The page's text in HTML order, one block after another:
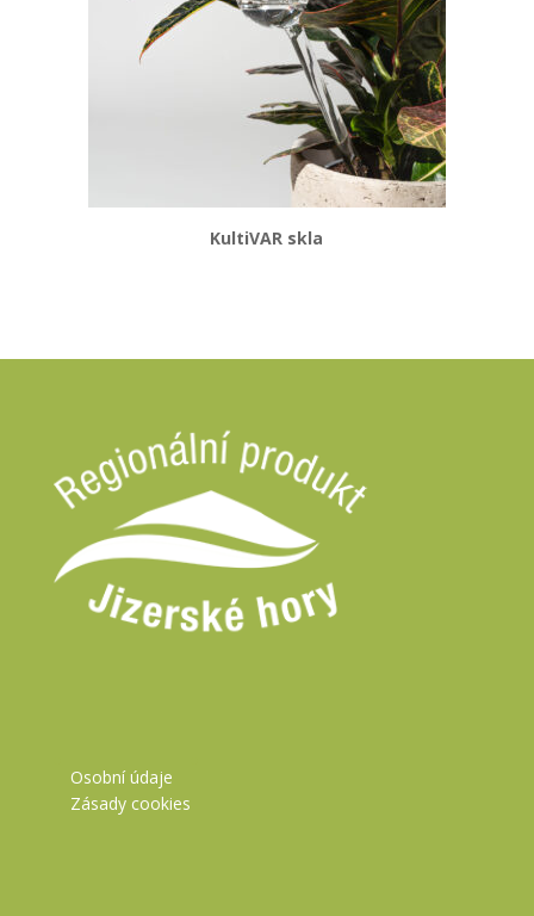
KultiVAR skla
Osobní údaje
Zásady cookies